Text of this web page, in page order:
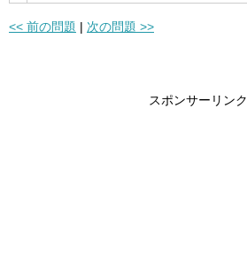
<< 前の問題 | 次の問題 >>
スポンサーリンク